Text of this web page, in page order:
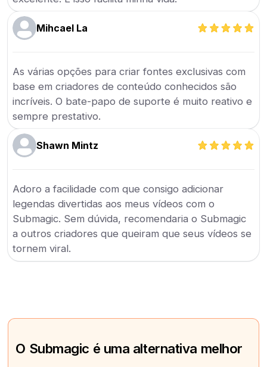
Mihcael La
As várias opções para criar fontes exclusivas com
base em criadores de conteúdo conhecidos são
incríveis. O bate-papo de suporte é muito reativo e
sempre prestativo.
Shawn Mintz
Adoro a facilidade com que consigo adicionar
legendas divertidas aos meus vídeos com o
Submagic. Sem dúvida, recomendaria o Submagic
a outros criadores que queiram que seus vídeos se
tornem viral.
O Submagic é uma alternativa melhor